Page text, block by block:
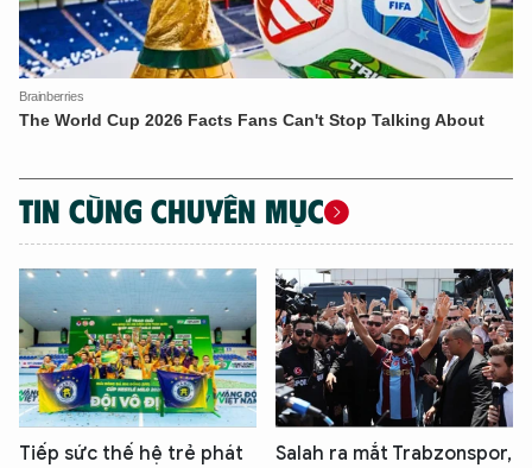
TIN CÙNG CHUYÊN MỤC
Tiếp sức thế hệ trẻ phát
Salah ra mắt Trabzonspor,